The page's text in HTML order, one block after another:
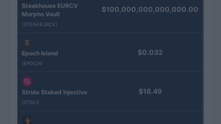
Steakhouse EURCV
Morpho Vault
(STEAKEURCV)
$100,000,000,000,000.00
Epoch Island
(EPOCH)
$0.032
Stride Staked Injective
(STINJ)
$16.49